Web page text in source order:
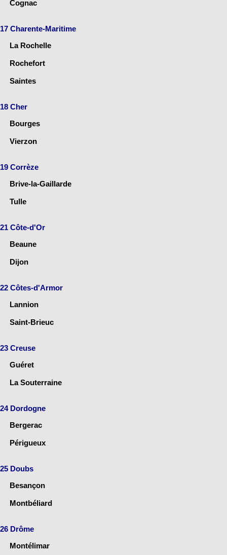
Cognac
17 Charente-Maritime
La Rochelle
Rochefort
Saintes
18 Cher
Bourges
Vierzon
19 Corrèze
Brive-la-Gaillarde
Tulle
21 Côte-d'Or
Beaune
Dijon
22 Côtes-d'Armor
Lannion
Saint-Brieuc
23 Creuse
Guéret
La Souterraine
24 Dordogne
Bergerac
Périgueux
25 Doubs
Besançon
Montbéliard
26 Drôme
Montélimar